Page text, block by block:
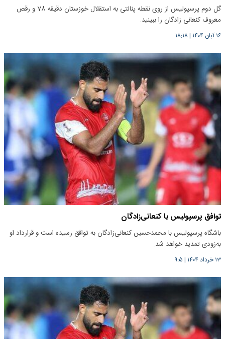
گل دوم پرسپولیس از روی نقطه پنالتی به استقلال خوزستان دقیقه 78 و رقص
معروف کنعانی زادگان را ببینید.
۱۶ آبان ۱۴۰۴ |۱۸:۱۸
توافق پرسپولیس با کنعانی‌زادگان
باشگاه پرسپولیس با محمدحسین کنعانی‌زادگان به توافق رسیده است و قرارداد او
به‌زودی تمدید خواهد شد.
۱۳ خرداد ۱۴۰۴ | ۹:۵